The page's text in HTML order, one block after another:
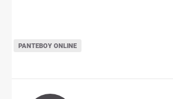
ΡΑΝΤΕΒΟΎ ONLINE